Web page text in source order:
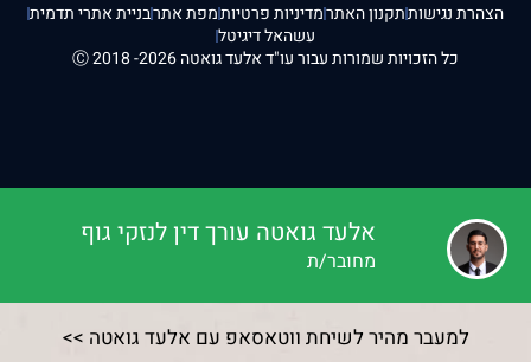
הצהרת נגישותתקנון האתרמדיניות פרטיותמפת אתרבניית אתרי תדמית
עשהאל דיגיטל
כל הזכויות שמורות עבור עו"ד אלעד גואטה 2026- 2018 Ⓒ
אלעד גואטה עורך דין לנזקי גוף
מחובר/ת
למעבר מהיר לשיחת ווטאסאפ עם אלעד גואטה >>